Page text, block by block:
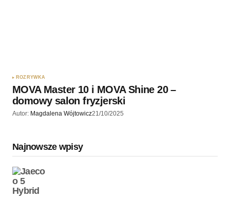
ROZRYWKA
MOVA Master 10 i MOVA Shine 20 –
domowy salon fryzjerski
Autor: Magdalena Wójtowicz21/10/2025
Najnowsze wpisy